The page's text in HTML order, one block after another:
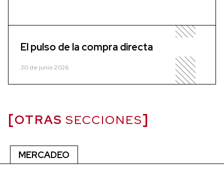
El pulso de la compra directa
30 de junio 2026
OTRAS SECCIONES
MERCADEO